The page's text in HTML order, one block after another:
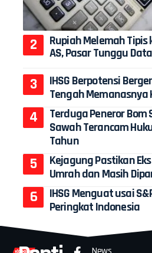
Rupiah Melemah Tipis
AS, Pasar Tunggu
IHSG Berpotensi
Tengah Memanasnya
Terduga Peneror Bom
Sawah Terancam
Tahun
Kejagung Pastikan
Umrah dan Masih
IHSG Menguat usai
Peringkat Indonesia